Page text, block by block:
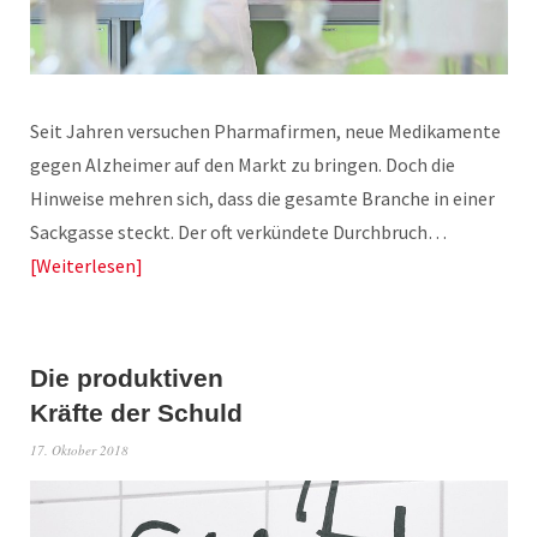
Seit Jahren versuchen Pharmafirmen, neue Medikamente
gegen Alzheimer auf den Markt zu bringen. Doch die
Hinweise mehren sich, dass die gesamte Branche in einer
Sackgasse steckt. Der oft verkündete Durchbruch…
Weiterlesen
Die produktiven
Kräfte der Schuld
17. Oktober 2018